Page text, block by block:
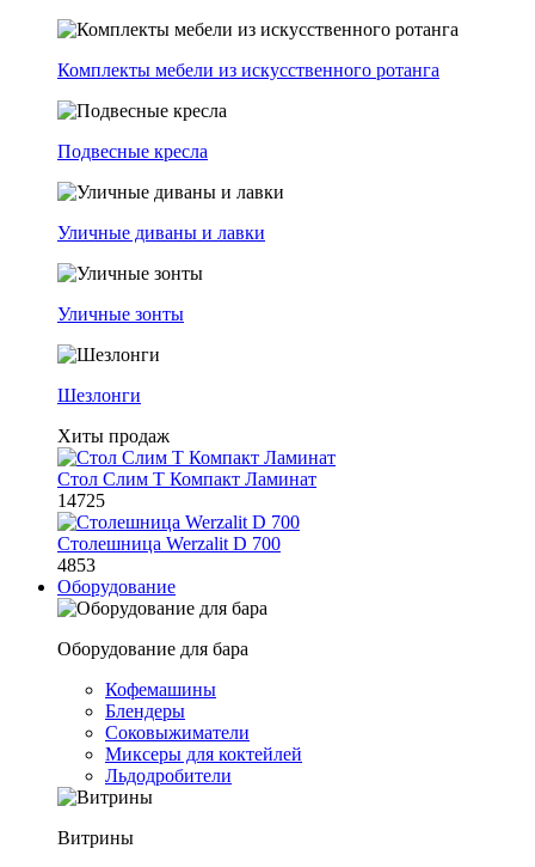
Комплекты мебели из искусственного ротанга
Подвесные кресла
Уличные диваны и лавки
Уличные зонты
Шезлонги
Хиты продаж
Стол Слим Т Компакт Ламинат
14725
Столешница Werzalit D 700
4853
Оборудование
Оборудование для бара
Кофемашины
Блендеры
Соковыжиматели
Миксеры для коктейлей
Льдодробители
Витрины